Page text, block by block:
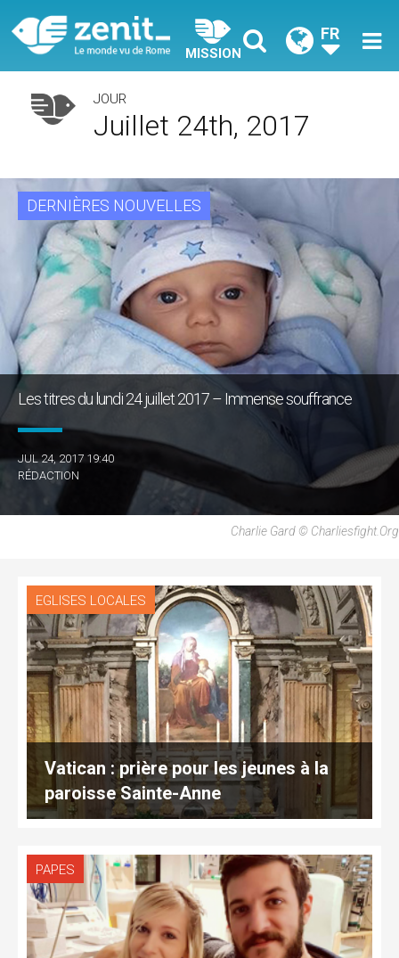
MISSION
FR
JOUR
Juillet 24th, 2017
DERNIÈRES NOUVELLES
Les titres du lundi 24 juillet 2017 – Immense souffrance
JUL 24, 2017 19:40
RÉDACTION
Charlie Gard © Charliesfight.org
EGLISES LOCALES
Vatican : prière pour les jeunes à la
paroisse Sainte-Anne
PAPES